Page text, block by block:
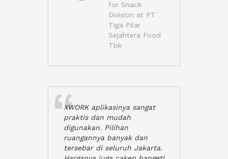
for Snack
Division at PT
Tiga Pilar
Sejahtera Food
Tbk
XWORK aplikasinya sangat
praktis dan mudah
digunakan. Pilihan
ruangannya banyak dan
tersebar di seluruh Jakarta.